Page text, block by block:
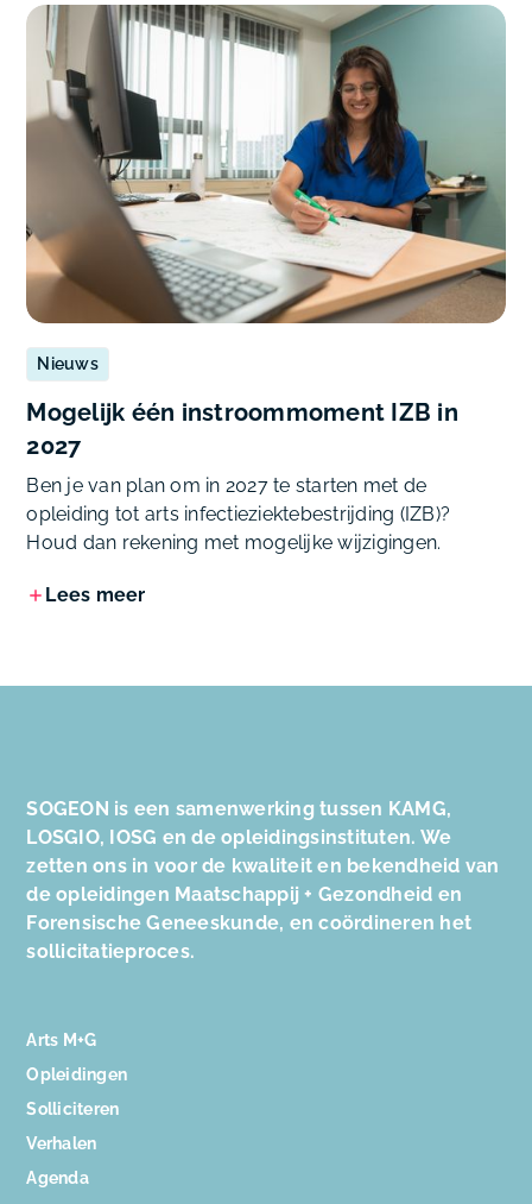
Nieuws
Mogelijk één instroommoment IZB in
2027
Ben je van plan om in 2027 te starten met de
opleiding tot arts infectieziektebestrijding (IZB)?
Houd dan rekening met mogelijke wijzigingen.
Lees meer
SOGEON is een samenwerking tussen KAMG,
LOSGIO, IOSG en de opleidingsinstituten. We
zetten ons in voor de kwaliteit en bekendheid van
de opleidingen Maatschappij + Gezondheid en
Forensische Geneeskunde, en coördineren het
sollicitatieproces.
Arts M+G
Opleidingen
Solliciteren
Verhalen
Agenda